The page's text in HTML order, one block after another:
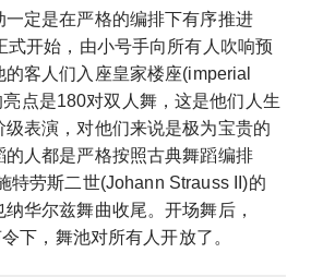
定是在严格的编排下有序推进
式开始，由小号手向所有人吹响预
客人们入座皇家楼座(imperial
点是180对双人舞，这是他们人生
表演，对他们来说是极为宝贵的
人都是严格按照古典舞蹈编排
特劳斯二世(Johann Strauss II)的
纳华尔兹舞曲收尾。开场舞后，
下，舞池对所有人开放了。